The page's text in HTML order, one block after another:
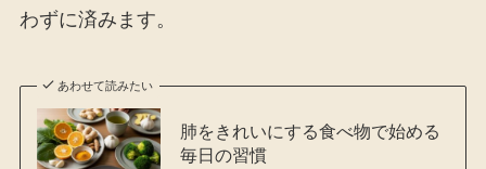
わずに済みます。
あわせて読みたい
肺をきれいにする食べ物で始める
毎日の習慣